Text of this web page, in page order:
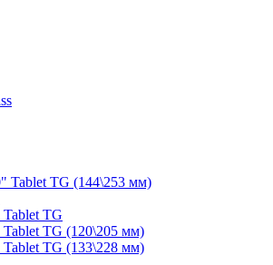
Tablet TG (144\253 мм)
TG
TG (120\205 мм)
TG (133\228 мм)